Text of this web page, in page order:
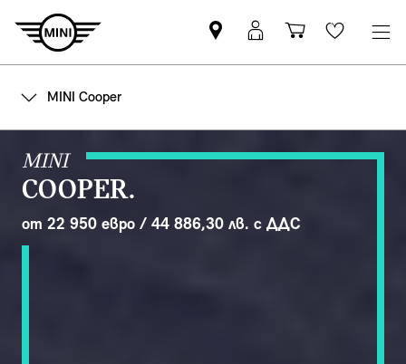
Намерете
партньор
Вход
в
Количка
за
Wishlist
MINI Cooper
MINI
COOPER.
от 22 950 евро / 44 886,30 лв. с ДДС